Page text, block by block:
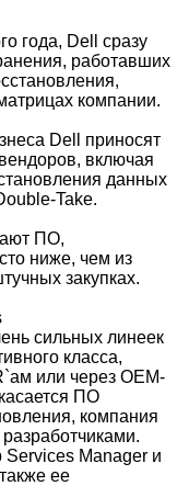
года, Dell сразу
работавших
компании.
Dell приносят
включая
данных
Take.
ПО,
ниже, чем из
закупках.
сильных линеек
класса,
или через OEM-
ПО
компания
Manager и
ее